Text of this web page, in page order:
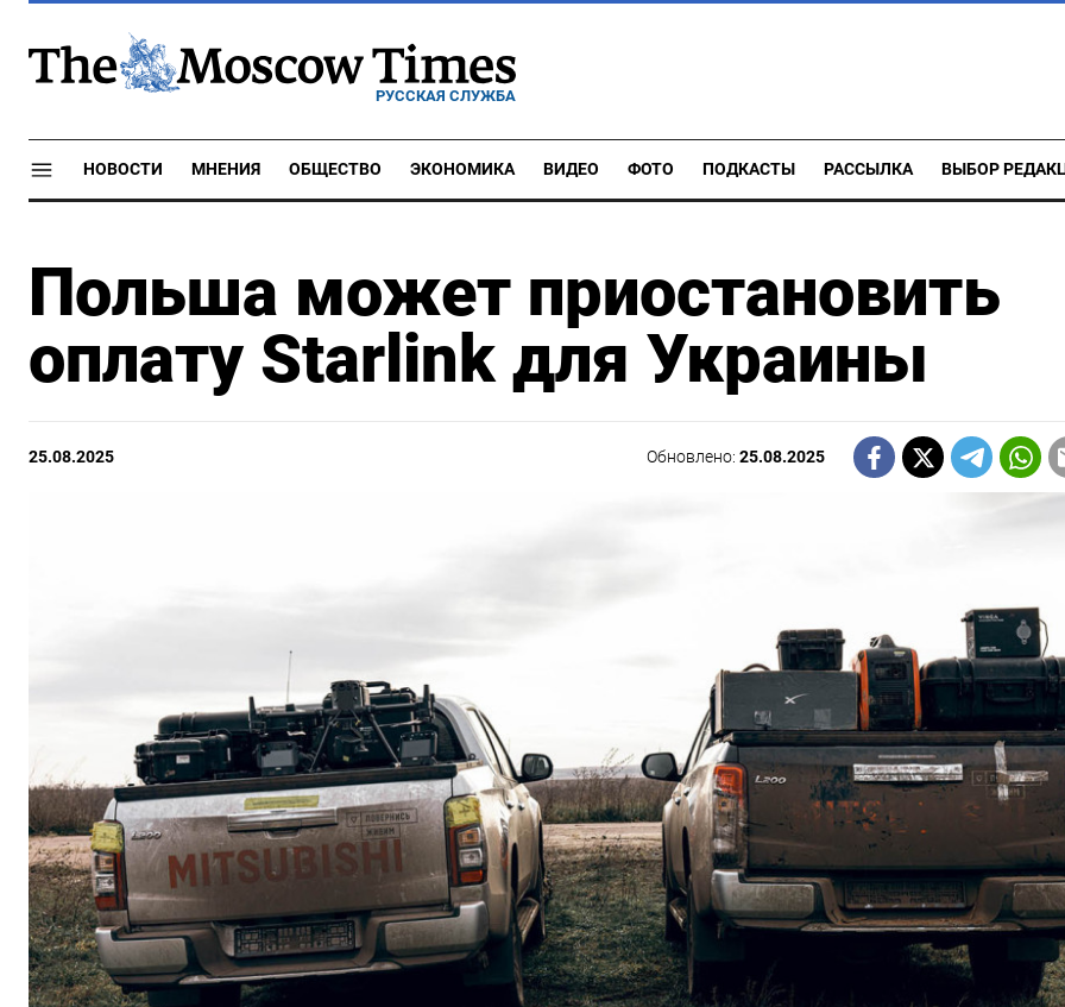
РУССКАЯ СЛУЖБА
НОВОСТИ МНЕНИЯ ОБЩЕСТВО ЭКОНОМИКА ВИДЕО ФОТО ПОДКАСТЫ РАССЫЛКА ВЫБОР
Польша может приостановить
оплату Starlink для Украины
25.08.2025 Обновлено:25.08.2025